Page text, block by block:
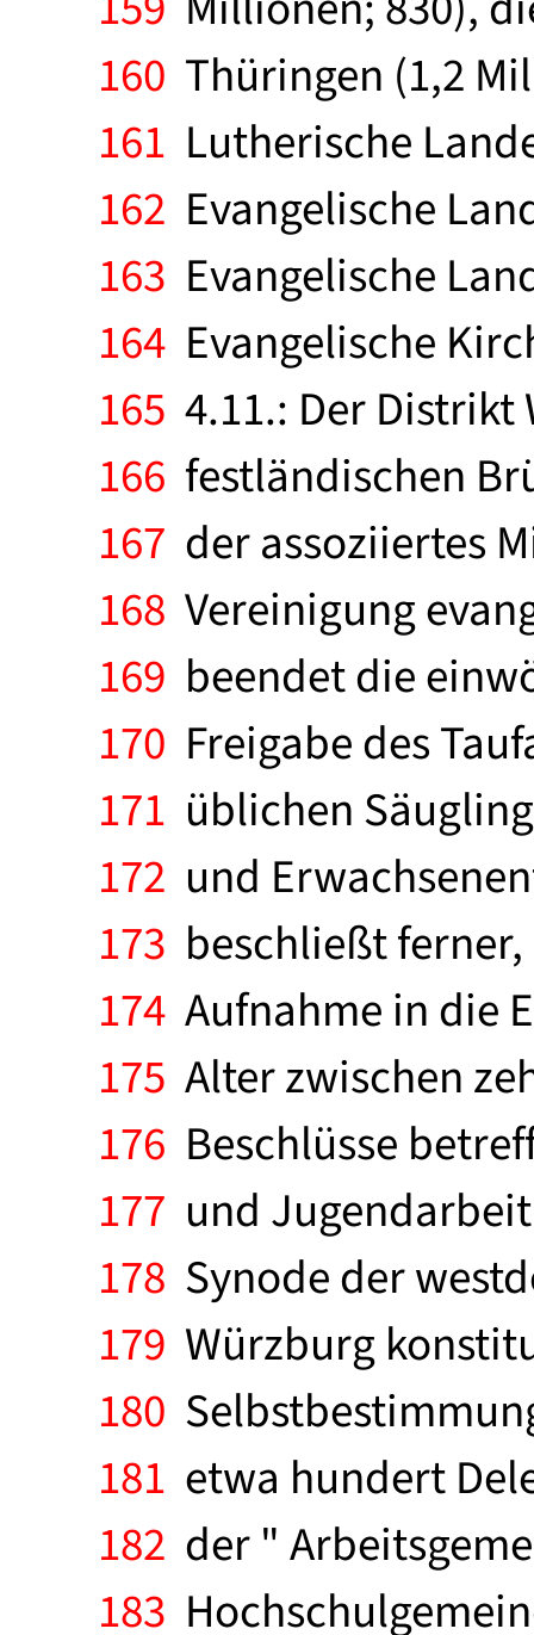
160 Thüringen (1,2
161 Lutherische
162 Evangelische
163 Evangelische
164 Evangelische
165 4.11.: Der Distrikt
166 festländischen
167 der assoziiertes
168 Vereinigung
169 beendet die
170 Freigabe des
171 üblichen
172 und
173 beschließt
174 Aufnahme in die
175 Alter zwischen
176 Beschlüsse
177 und
178 Synode der
179 Würzburg
180
181 etwa hundert
182 der "
183